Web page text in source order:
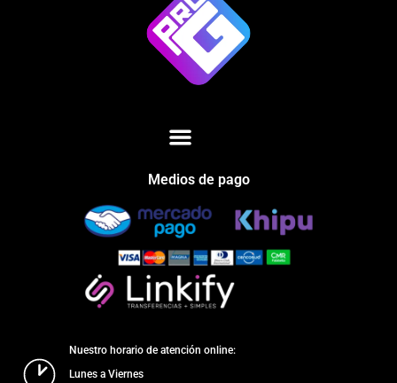
Medios de pago
Nuestro horario de atención online:
Lunes a Viernes